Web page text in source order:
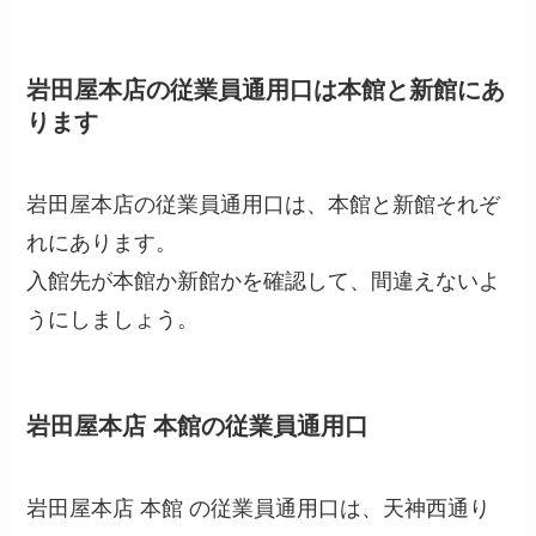
岩田屋本店の従業員通用口は本館と新館にあ
ります
岩田屋本店の従業員通用口は、本館と新館それぞ
れにあります。
入館先が本館か新館かを確認して、間違えないよ
うにしましょう。
岩田屋本店 本館の従業員通用口
岩田屋本店本館 の従業員通用口は、天神西通り